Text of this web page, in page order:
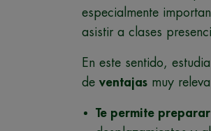
especialmente
asistir a clases
En este sentido,
de ventajas muy
Te permite